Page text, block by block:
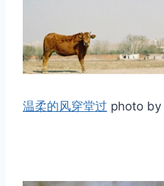
温柔的风穿堂过 photo by